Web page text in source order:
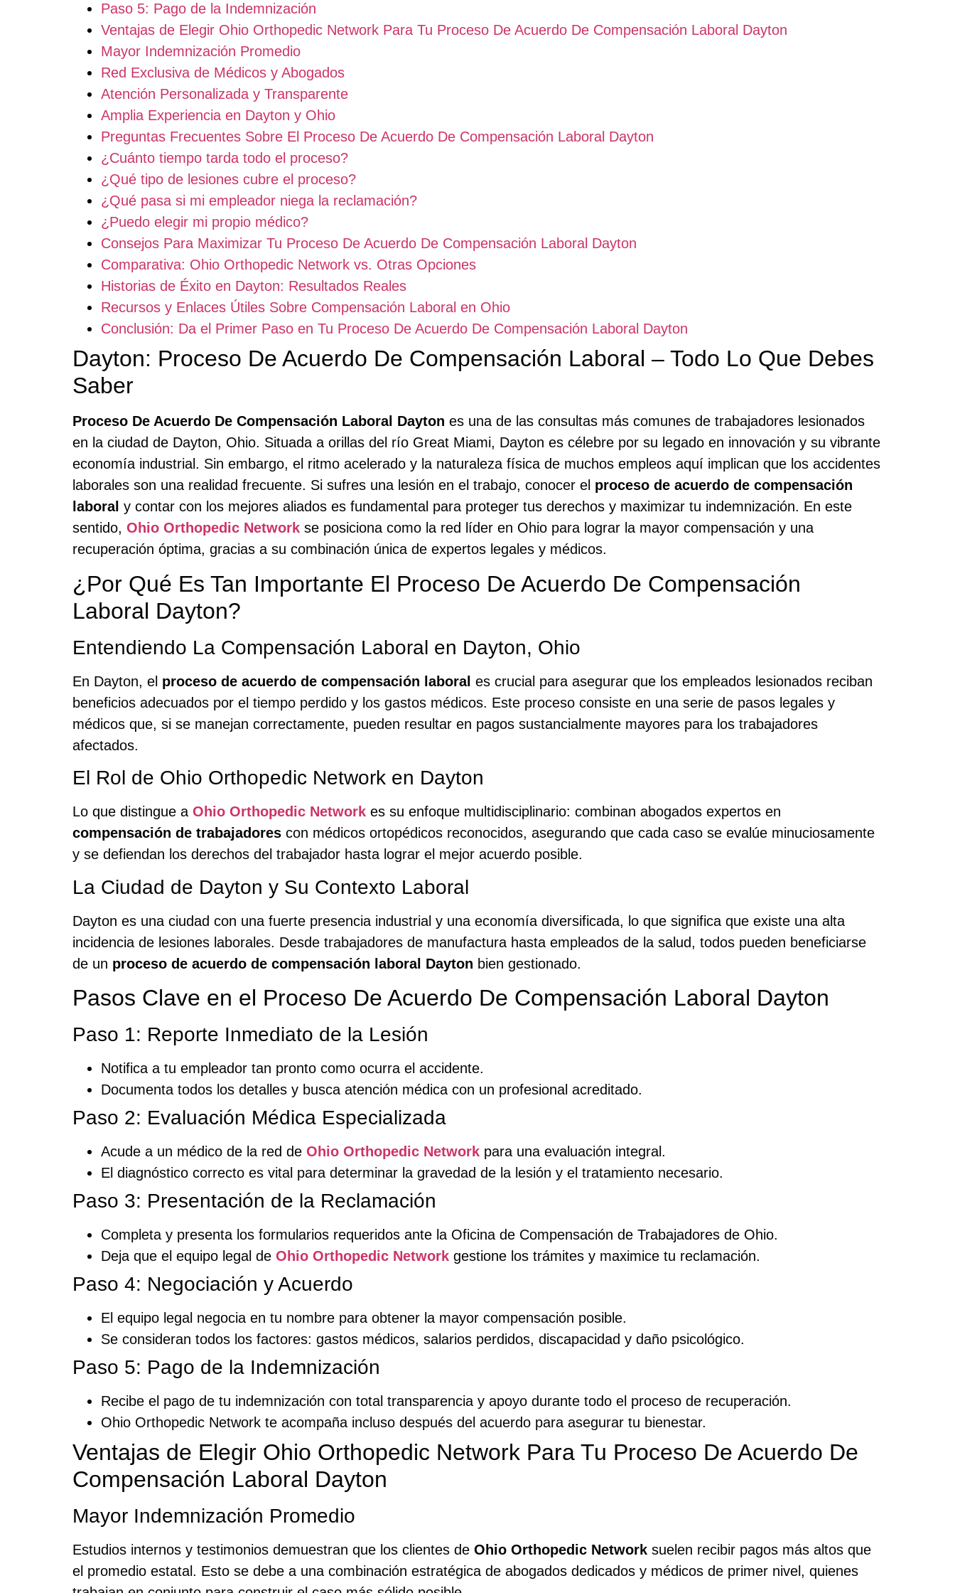
Paso 5: Pago de la Indemnización
Ventajas de Elegir Ohio Orthopedic Network Para Tu Proceso De Acuerdo De Compensación Laboral Dayton
Mayor Indemnización Promedio
Red Exclusiva de Médicos y Abogados
Atención Personalizada y Transparente
Amplia Experiencia en Dayton y Ohio
Preguntas Frecuentes Sobre El Proceso De Acuerdo De Compensación Laboral Dayton
¿Cuánto tiempo tarda todo el proceso?
¿Qué tipo de lesiones cubre el proceso?
¿Qué pasa si mi empleador niega la reclamación?
¿Puedo elegir mi propio médico?
Consejos Para Maximizar Tu Proceso De Acuerdo De Compensación Laboral Dayton
Comparativa: Ohio Orthopedic Network vs. Otras Opciones
Historias de Éxito en Dayton: Resultados Reales
Recursos y Enlaces Útiles Sobre Compensación Laboral en Ohio
Conclusión: Da el Primer Paso en Tu Proceso De Acuerdo De Compensación Laboral Dayton
Dayton: Proceso De Acuerdo De Compensación Laboral – Todo Lo Que Debes
Saber
Proceso De Acuerdo De Compensación Laboral Dayton es una de las consultas más comunes de trabajadores lesionados
en la ciudad de Dayton, Ohio. Situada a orillas del río Great Miami, Dayton es célebre por su legado en innovación y su vibrante
economía industrial. Sin embargo, el ritmo acelerado y la naturaleza física de muchos empleos aquí implican que los accidentes
laborales son una realidad frecuente. Si sufres una lesión en el trabajo, conocer el proceso de acuerdo de compensación
laboral y contar con los mejores aliados es fundamental para proteger tus derechos y maximizar tu indemnización. En este
sentido, Ohio Orthopedic Network se posiciona como la red líder en Ohio para lograr la mayor compensación y una
recuperación óptima, gracias a su combinación única de expertos legales y médicos.
¿Por Qué Es Tan Importante El Proceso De Acuerdo De Compensación
Laboral Dayton?
Entendiendo La Compensación Laboral en Dayton, Ohio
En Dayton, el proceso de acuerdo de compensación laboral es crucial para asegurar que los empleados lesionados reciban
beneficios adecuados por el tiempo perdido y los gastos médicos. Este proceso consiste en una serie de pasos legales y
médicos que, si se manejan correctamente, pueden resultar en pagos sustancialmente mayores para los trabajadores
afectados.
El Rol de Ohio Orthopedic Network en Dayton
Lo que distingue a Ohio Orthopedic Network es su enfoque multidisciplinario: combinan abogados expertos en
compensación de trabajadores con médicos ortopédicos reconocidos, asegurando que cada caso se evalúe minuciosamente
y se defiendan los derechos del trabajador hasta lograr el mejor acuerdo posible.
La Ciudad de Dayton y Su Contexto Laboral
Dayton es una ciudad con una fuerte presencia industrial y una economía diversificada, lo que significa que existe una alta
incidencia de lesiones laborales. Desde trabajadores de manufactura hasta empleados de la salud, todos pueden beneficiarse
de un proceso de acuerdo de compensación laboral Dayton bien gestionado.
Pasos Clave en el Proceso De Acuerdo De Compensación Laboral Dayton
Paso 1: Reporte Inmediato de la Lesión
Notifica a tu empleador tan pronto como ocurra el accidente.
Documenta todos los detalles y busca atención médica con un profesional acreditado.
Paso 2: Evaluación Médica Especializada
Acude a un médico de la red de Ohio Orthopedic Network para una evaluación integral.
El diagnóstico correcto es vital para determinar la gravedad de la lesión y el tratamiento necesario.
Paso 3: Presentación de la Reclamación
Completa y presenta los formularios requeridos ante la Oficina de Compensación de Trabajadores de Ohio.
Deja que el equipo legal de Ohio Orthopedic Network gestione los trámites y maximice tu reclamación.
Paso 4: Negociación y Acuerdo
El equipo legal negocia en tu nombre para obtener la mayor compensación posible.
Se consideran todos los factores: gastos médicos, salarios perdidos, discapacidad y daño psicológico.
Paso 5: Pago de la Indemnización
Recibe el pago de tu indemnización con total transparencia y apoyo durante todo el proceso de recuperación.
Ohio Orthopedic Network te acompaña incluso después del acuerdo para asegurar tu bienestar.
Ventajas de Elegir Ohio Orthopedic Network Para Tu Proceso De Acuerdo De
Compensación Laboral Dayton
Mayor Indemnización Promedio
Estudios internos y testimonios demuestran que los clientes de Ohio Orthopedic Network suelen recibir pagos más altos que
el promedio estatal. Esto se debe a una combinación estratégica de abogados dedicados y médicos de primer nivel, quienes